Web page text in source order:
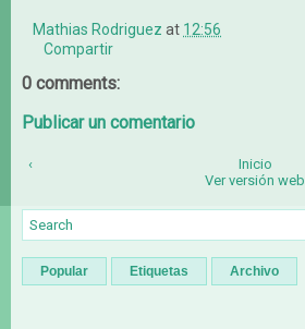
Mathias Rodriguez at 12:56
Compartir
0 comments:
Publicar un comentario
‹
Inicio
Ver versión web
Popular Etiquetas Archivo